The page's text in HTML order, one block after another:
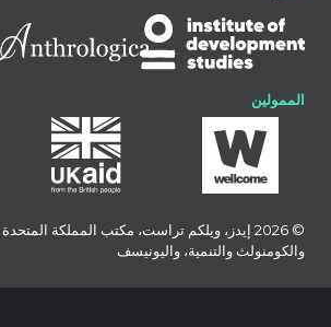
الممولين
© 2026 إيدز، ويلكم تراست، مكتب المملكة
والكومنولث والتنمية، واليونيسف